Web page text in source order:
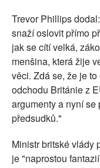
Trevor Phillips
snaží oslovit přímo
jak se cítí velká,
menšina, která žije
věci. Zdá se, že je
odchodu Británie z
argumenty a nyní se
předsudků."
Ministr britské vlády
je "naprostou